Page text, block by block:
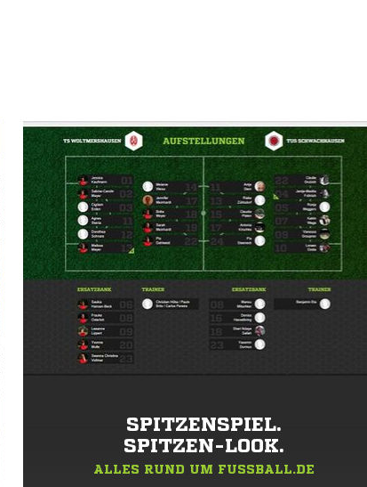
SPITZENSPIEL.
SPITZEN-LOOK.
ALLES RUND UM FUSSBALL.DE